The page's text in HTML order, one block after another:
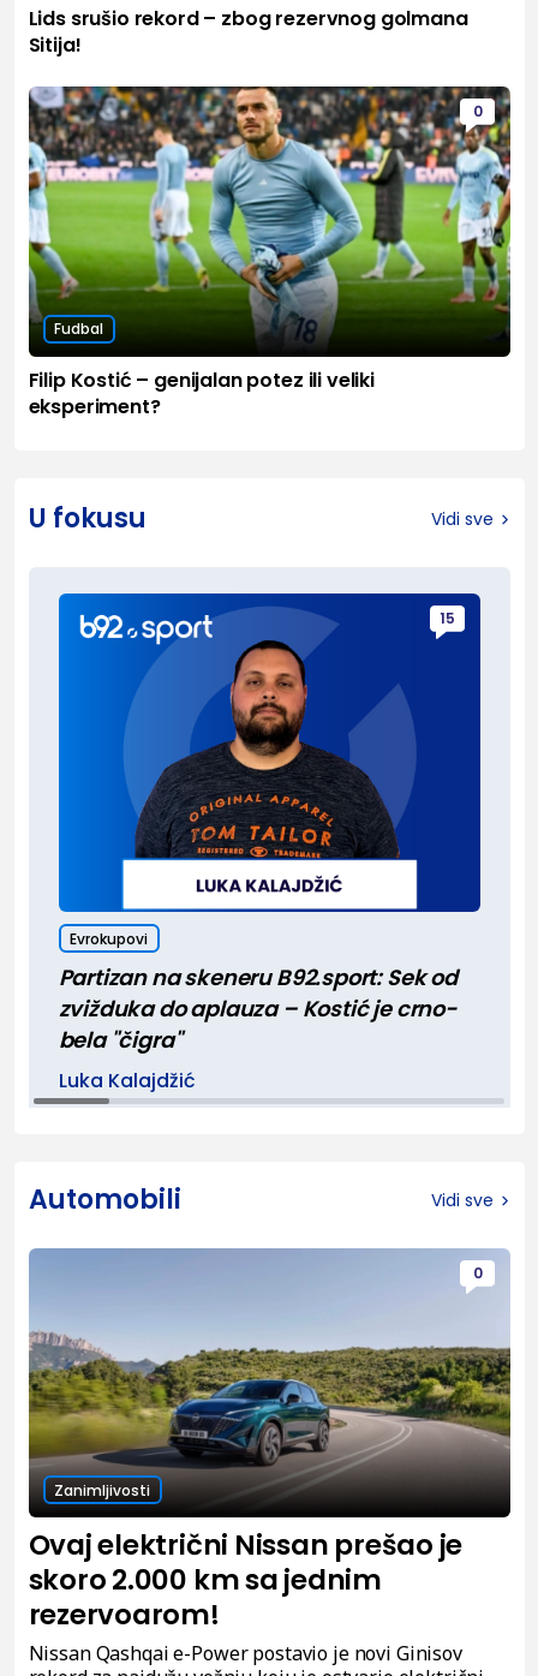
Lids srušio rekord – zbog rezervnog golmana
Sitija!
0
Fudbal
Filip Kostić – genijalan potez ili veliki
eksperiment?
U fokusu Vidi sve
15
Evrokupovi
Partizan na skeneru B92.sport: Sek od
zvižduka do aplauza – Kostić je crno-
bela "čigra"
Luka Kalajdžić
Automobili Vidi sve
0
Zanimljivosti
Ovaj električni Nissan prešao je
skoro 2.000 km sa jednim
rezervoarom!
Nissan Qashqai e-Power postavio je novi Ginisov